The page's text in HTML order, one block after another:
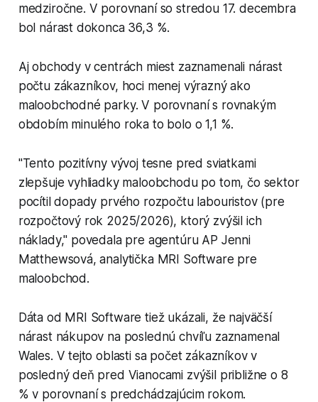
medziročne. V porovnaní so stredou 17. decembra
bol nárast dokonca 36,3 %.
Aj obchody v centrách miest zaznamenali nárast
počtu zákazníkov, hoci menej výrazný ako
maloobchodné parky. V porovnaní s rovnakým
obdobím minulého roka to bolo o 1,1 %.
"Tento pozitívny vývoj tesne pred sviatkami
zlepšuje vyhliadky maloobchodu po tom, čo sektor
pocítil dopady prvého rozpočtu labouristov (pre
rozpočtový rok 2025/2026), ktorý zvýšil ich
náklady," povedala pre agentúru AP Jenni
Matthewsová, analytička MRI Software pre
maloobchod.
Dáta od MRI Software tiež ukázali, že najväčší
nárast nákupov na poslednú chvíľu zaznamenal
Wales. V tejto oblasti sa počet zákazníkov v
posledný deň pred Vianocami zvýšil približne o 8
% v porovnaní s predchádzajúcim rokom.